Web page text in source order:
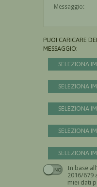
PUOI CARICARE
MESSAGGIO:
SELEZIONA
SELEZIONA
SELEZIONA
SELEZIONA
SELEZIONA
In base
2016/679
miei dati